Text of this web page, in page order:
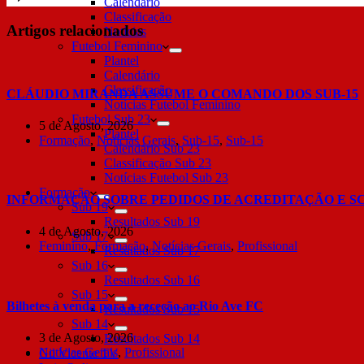
Classificação
Notícias
Futebol Feminino
Plantel
Calendário
Classificação
Notícias Futebol Feminino
Futebol Sub 23
Plantel
Calendário Sub 23
Classificação Sub 23
Notícias Futebol Sub 23
Formação
Sub 19
Resultados Sub 19
Sub 17
Resultados Sub 17
Sub 16
Resultados Sub 16
Sub 15
Resultados Sub 15
Sub 14
Resultados Sub 14
Gil Vicente TV
Artigos relacionados
CLÁUDIO MIRANDA ASSUME O COMANDO DOS SUB-15
5 de Agosto, 2026
Formação,Notícias Gerais, Sub-15, Sub-15
INFORMAÇÃO SOBRE PEDIDOS DE ACREDITAÇÃO E
4 de Agosto, 2026
Feminino,Formação,Notícias Gerais, Profissional
Bilhetes à venda para a receção ao Rio Ave FC
3 de Agosto, 2026
Notícias Gerais, Profissional